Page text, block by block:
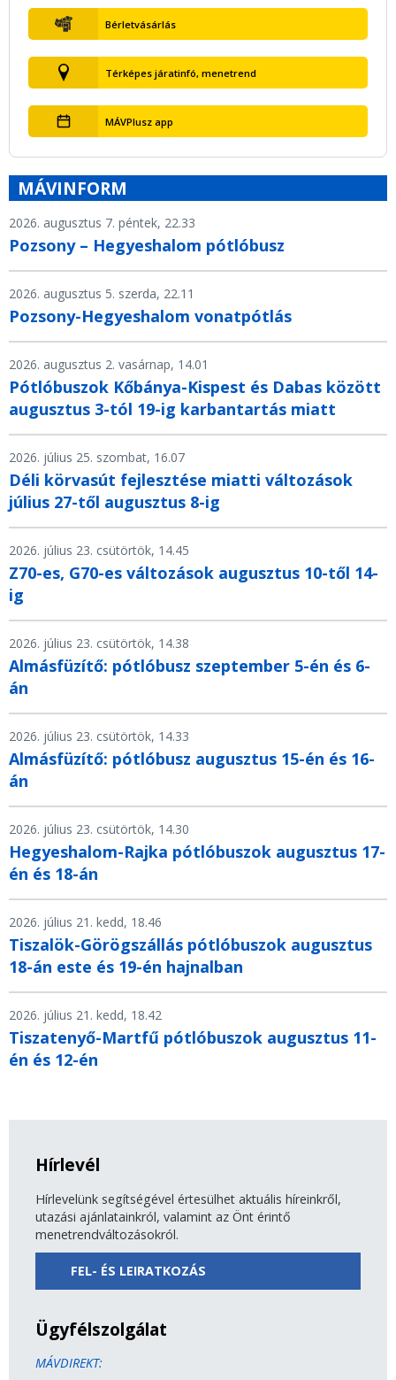
Bérletvásárlás
Térképes járatinfó, menetrend
MÁVPlusz app
MÁVINFORM
2026. augusztus 7. péntek, 22.33
Pozsony – Hegyeshalom pótlóbusz
2026. augusztus 5. szerda, 22.11
Pozsony-Hegyeshalom vonatpótlás
2026. augusztus 2. vasárnap, 14.01
Pótlóbuszok Kőbánya-Kispest és Dabas között
augusztus 3-tól 19-ig karbantartás miatt
2026. július 25. szombat, 16.07
Déli körvasút fejlesztése miatti változások
július 27-től augusztus 8-ig
2026. július 23. csütörtök, 14.45
Z70-es, G70-es változások augusztus 10-től 14-
ig
2026. július 23. csütörtök, 14.38
Almásfüzítő: pótlóbusz szeptember 5-én és 6-
án
2026. július 23. csütörtök, 14.33
Almásfüzítő: pótlóbusz augusztus 15-én és 16-
án
2026. július 23. csütörtök, 14.30
Hegyeshalom-Rajka pótlóbuszok augusztus 17-
én és 18-án
2026. július 21. kedd, 18.46
Tiszalök-Görögszállás pótlóbuszok augusztus
18-án este és 19-én hajnalban
2026. július 21. kedd, 18.42
Tiszatenyő-Martfű pótlóbuszok augusztus 11-
én és 12-én
Hírlevél
Hírlevelünk segítségével értesülhet aktuális híreinkről,
utazási ajánlatainkról, valamint az Önt érintő
menetrendváltozásokról.
FEL- ÉS LEIRATKOZÁS
Ügyfélszolgálat
MÁVDIREKT: